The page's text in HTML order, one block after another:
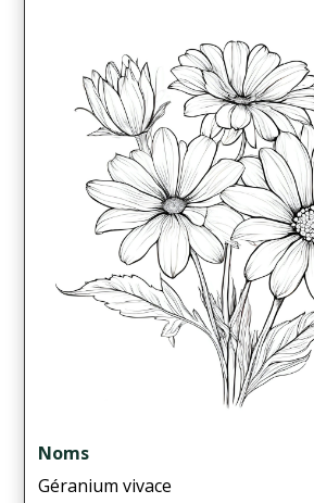
Noms
Géranium vivace